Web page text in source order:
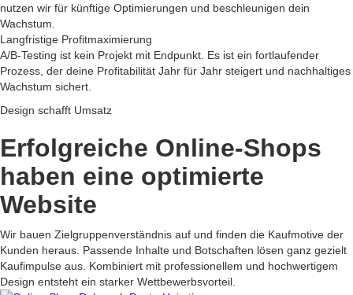
nutzen wir für künftige Optimierungen und beschleunigen dein
Wachstum.
Langfristige Profitmaximierung
A/B-Testing ist kein Projekt mit Endpunkt. Es ist ein fortlaufender
Prozess, der deine Profitabilität Jahr für Jahr steigert und nachhaltiges
Wachstum sichert.
Design schafft Umsatz
Erfolgreiche Online-Shops
haben eine optimierte
Website
Wir bauen Zielgruppenverständnis auf und finden die Kaufmotive der
Kunden heraus. Passende Inhalte und Botschaften lösen ganz gezielt
Kaufimpulse aus. Kombiniert mit professionellem und hochwertigem
Design entsteht ein starker Wettbewerbsvorteil.